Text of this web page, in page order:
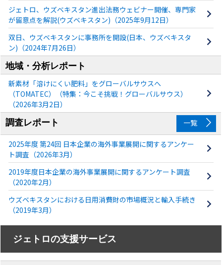
ジェトロ、ウズベキスタン進出法務ウェビナー開催、専門家
が留意点を解説(ウズベキスタン)（2025年9月12日）
双日、ウズベキスタンに事務所を開設(日本、ウズベキスタ
ン)（2024年7月26日）
地域・分析レポート
新素材「溶けにくい肥料」をグローバルサウスへ
（TOMATEC）（特集：今こそ挑戦！グローバルサウス）
（2026年3月2日）
調査レポート
一覧
2025年度 第24回 日本企業の海外事業展開に関するアンケー
ト調査（2026年3月）
2019年度日本企業の海外事業展開に関するアンケート調査
（2020年2月）
ウズベキスタンにおける日用消費財の市場概況と輸入手続き
（2019年3月）
ジェトロの支援サービス